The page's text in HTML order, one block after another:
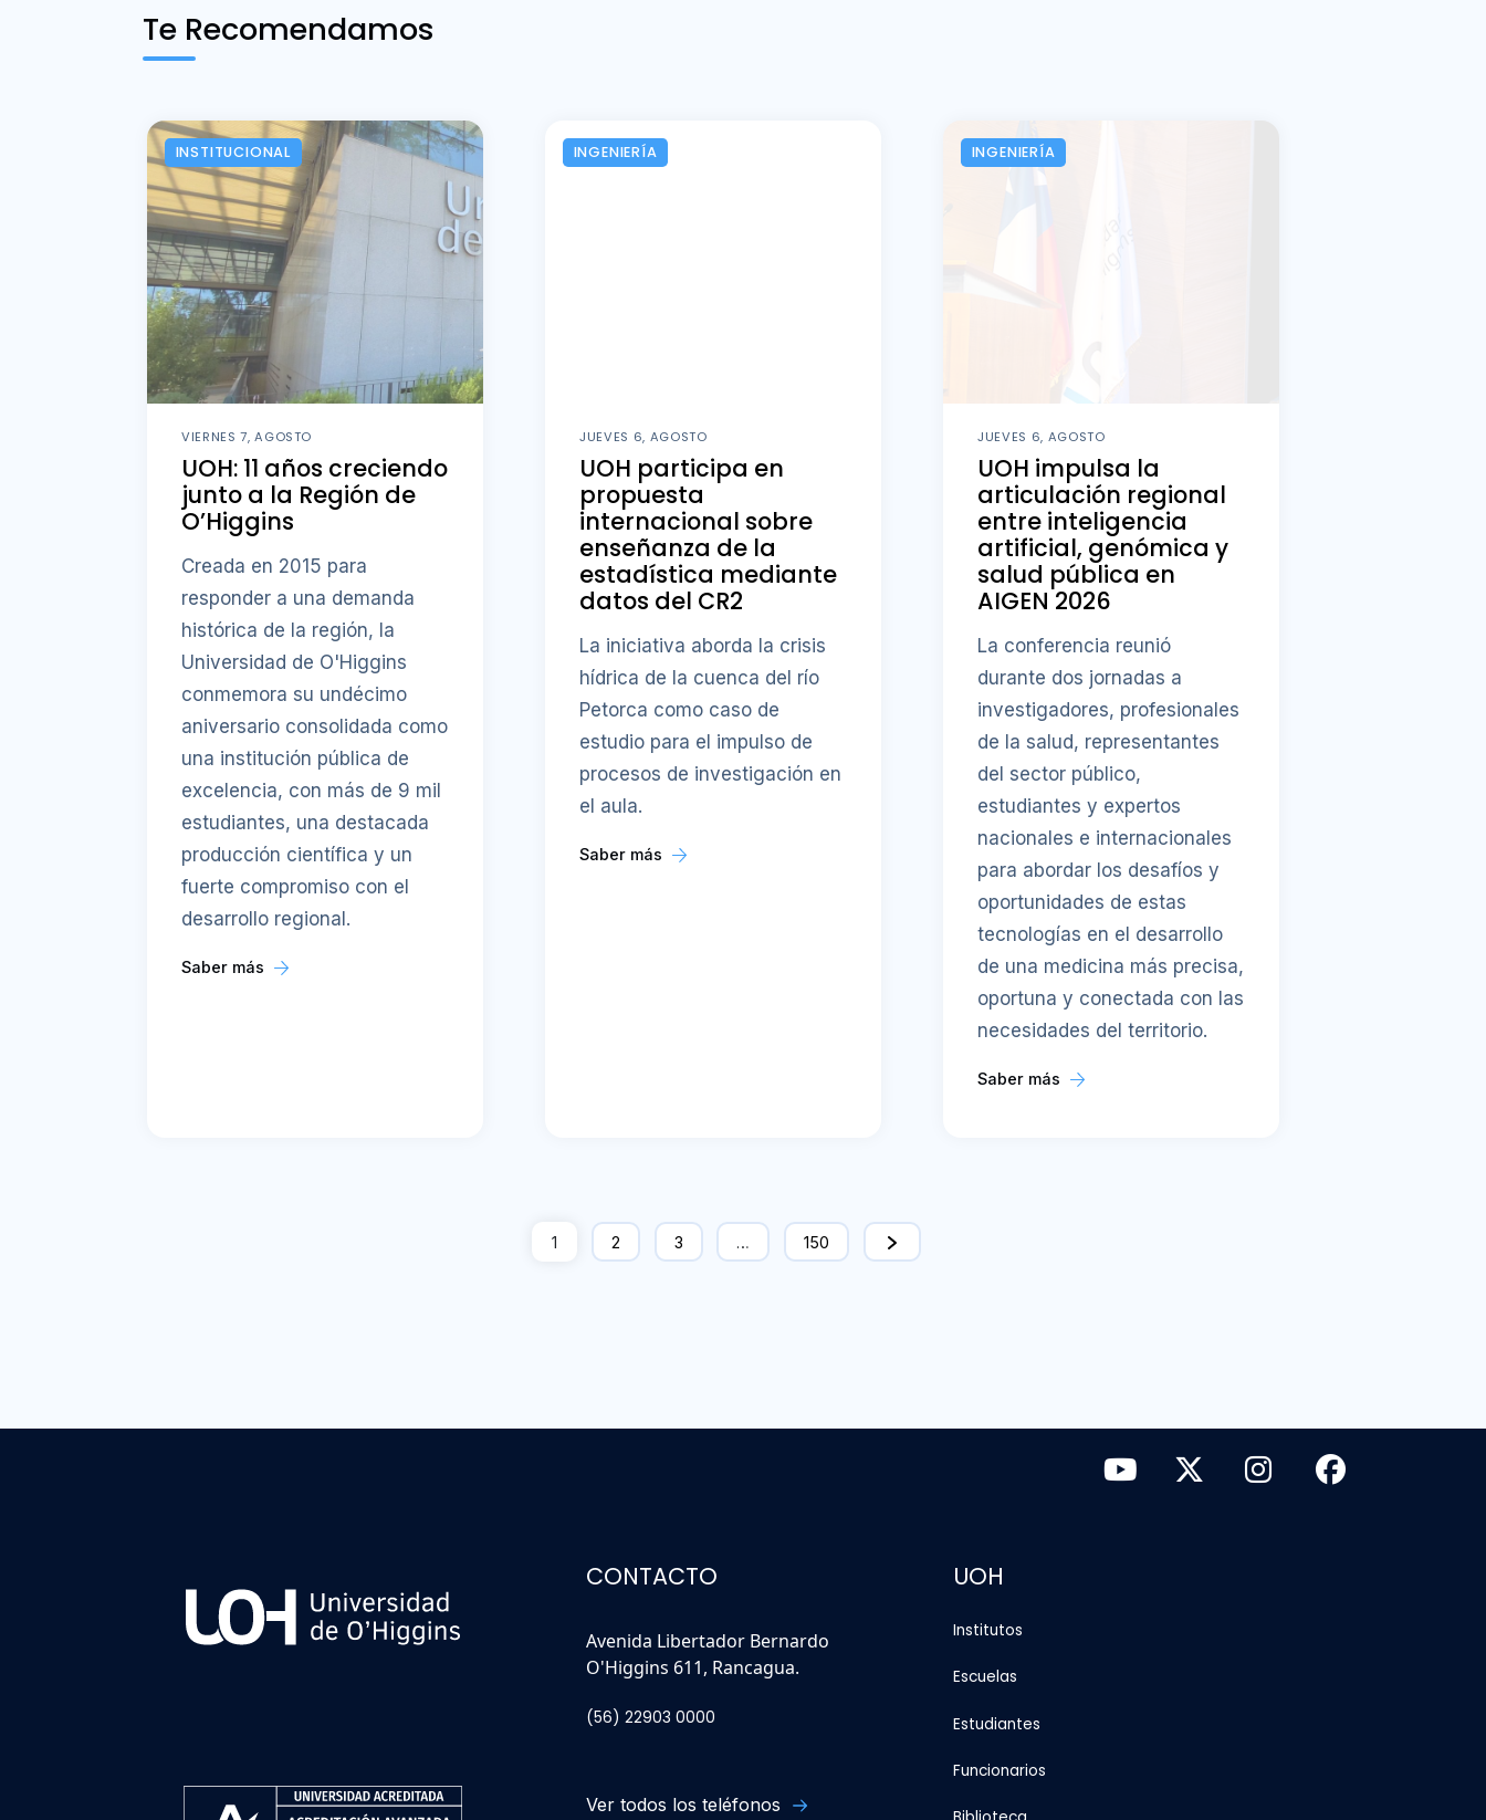
Te Recomendamos
INSTITUCIONAL
VIERNES 7, AGOSTO
UOH: 11 años creciendo
junto a la Región de
O’Higgins
Creada en 2015 para
responder a una demanda
histórica de la región, la
Universidad de O'Higgins
conmemora su undécimo
aniversario consolidada como
una institución pública de
excelencia, con más de 9 mil
estudiantes, una destacada
producción científica y un
fuerte compromiso con el
desarrollo regional.
Saber más
INGENIERÍA
JUEVES 6, AGOSTO
UOH participa en
propuesta
internacional sobre
enseñanza de la
estadística mediante
datos del CR2
La iniciativa aborda la crisis
hídrica de la cuenca del río
Petorca como caso de
estudio para el impulso de
procesos de investigación en
el aula.
Saber más
INGENIERÍA
JUEVES 6, AGOSTO
UOH impulsa la
articulación regional
entre inteligencia
artificial, genómica y
salud pública en
AIGEN 2026
La conferencia reunió
durante dos jornadas a
investigadores, profesionales
de la salud, representantes
del sector público,
estudiantes y expertos
nacionales e internacionales
para abordar los desafíos y
oportunidades de estas
tecnologías en el desarrollo
de una medicina más precisa,
oportuna y conectada con las
necesidades del territorio.
Saber más
1 2 3 … 150
CONTACTO
Avenida Libertador Bernardo
O'Higgins 611, Rancagua.
(56) 22903 0000
Ver todos los teléfonos
UOH
Institutos
Escuelas
Estudiantes
Funcionarios